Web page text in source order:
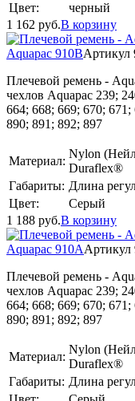
Цвет:
черный
1 162 руб.В корзину
Aquapac 910BАртикул
Плечевой ремень -
чехлов Aquapac 239;
664; 668; 669; 670;
890; 891; 892; 897
Материал:
Nylon
Duraflex®
Габариты: Длина
Цвет:
Серый
1 188 руб.В корзину
Aquapac 910AАртикул
Плечевой ремень -
чехлов Aquapac 239;
664; 668; 669; 670;
890; 891; 892; 897
Материал:
Nylon
Duraflex®
Габариты: Длина